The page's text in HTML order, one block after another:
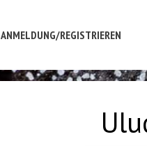
ANMELDUNG/REGISTRIEREN